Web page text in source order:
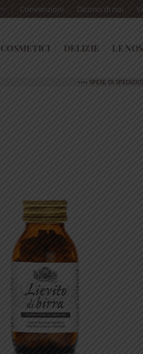
Convenzioni Dicono di noi
COSMETICI DELIZIE LE
•••• SPESE DI